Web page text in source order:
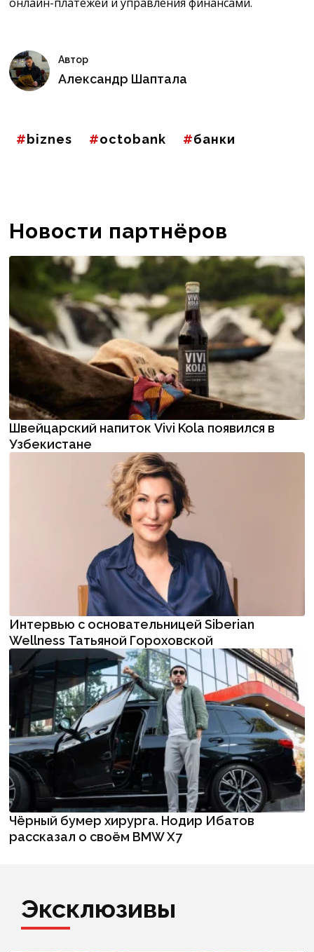
Автор
Александр Шаптала
biznes octobank банки
Новости партнёров
Швейцарский напиток Vivi Kola появился в
Узбекистане
Интервью с основательницей Siberian
Wellness Татьяной Гороховской
Чёрный бумер хирурга. Нодир Ибатов
рассказал о своём BMW X7
Эксклюзивы